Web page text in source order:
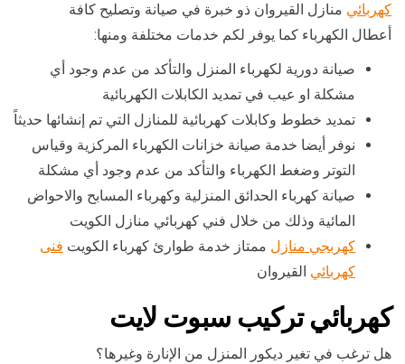
كهربائي منازل القيروان ذو خبرة في صيانة وتصليح كافة
أعطال الكهرباء كما يوفر لكم خدمات مختلفة ومنها:
صيانة دورية لكهرباء المنزل والتأكد من عدم وجود أي
مشكلة او عيب في تمديد الكابلات الكهربائية
تمديد خطوط وكابلات كهربائية للمنازل التي تم إنشائها حديثاً
نوفر أيضا خدمة صيانة خزانات الكهرباء المركزية وقياس
التوتر وضغط الكهرباء والتأكد من عدم وجود أي مشكلة
صيانة كهرباء الحدائق المنزلية وكهرباء المسابح والاحواض
المائية وذلك من خلال فني كهربائي منازل الكويت
كهربجي منازل ممتاز خدمة طوارئ كهرباء الكويت فنى
كهربائي القيروان
كهربائي تركيب سبوت لايت
هل ترغب في تغير ديكور المنزل من الإنارة وغيرها؟